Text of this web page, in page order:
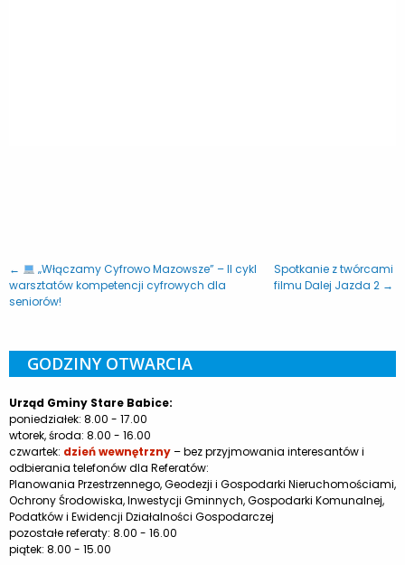
←
„Włączamy Cyfrowo Mazowsze” – II cykl
warsztatów kompetencji cyfrowych dla
seniorów!
Spotkanie z twórcami
filmu Dalej Jazda 2 →
GODZINY OTWARCIA
Urząd Gminy Stare Babice:
poniedziałek: 8.00 - 17.00
wtorek, środa: 8.00 - 16.00
czwartek: dzień wewnętrzny– bez przyjmowania interesantów i
odbierania telefonów dla Referatów:
Planowania Przestrzennego, Geodezji i Gospodarki Nieruchomościami,
Ochrony Środowiska, Inwestycji Gminnych, Gospodarki Komunalnej,
Podatków i Ewidencji Działalności Gospodarczej
pozostałe referaty: 8.00 - 16.00
piątek: 8.00 - 15.00